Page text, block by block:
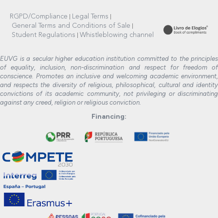
RGPD/Compliance
Legal Terms
General Terms and Conditions of Sale
Student Regulations
Whistleblowing channel
EUVG is a secular higher education institution committed to the principles
of equality, inclusion, non-discrimination and respect for freedom of
conscience. Promotes an inclusive and welcoming academic environment,
and respects the diversity of religious, philosophical, cultural and identity
convictions of its academic community, not privileging or discriminating
against any creed, religion or religious conviction.
Financing: